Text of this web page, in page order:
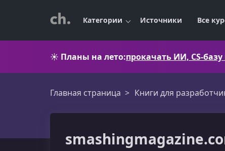
Категории Источники Все
☀️ Планы на лето:прокачать ИИ, CS-
Главная страница Книги для